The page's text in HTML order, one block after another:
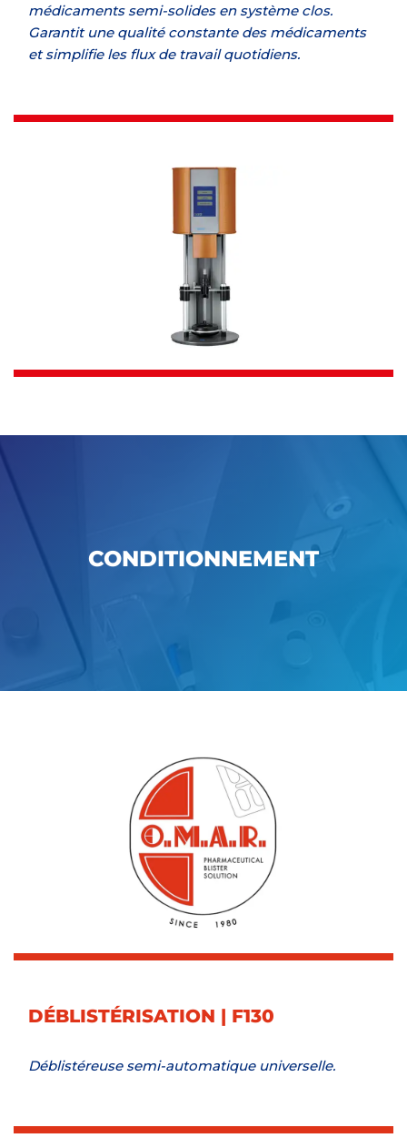
médicaments semi-solides en système clos.
Garantit une qualité constante des médicaments
et simplifie les flux de travail quotidiens.
CONDITIONNEMENT
DÉBLISTÉRISATION | F130
Déblistéreuse semi-automatique universelle.